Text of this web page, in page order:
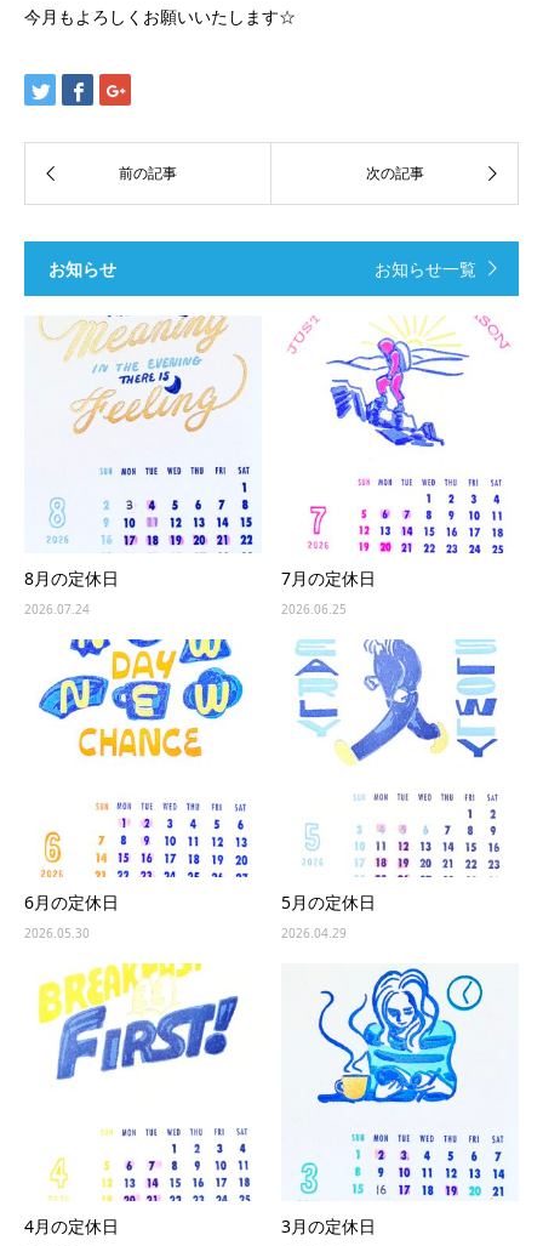
今月もよろしくお願いいたします☆
お知らせ お知らせ一覧
8月の定休日
2026.07.24
7月の定休日
2026.06.25
6月の定休日
2026.05.30
5月の定休日
2026.04.29
4月の定休日 3月の定休日